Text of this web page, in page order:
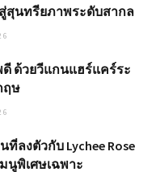
นทรียภาพระดับสากล
ด้วยวีแกนแฮร์แคร์ระ
ฤษ
ลงตัวกับ Lychee Rose
มนูพิเศษเฉพาะ